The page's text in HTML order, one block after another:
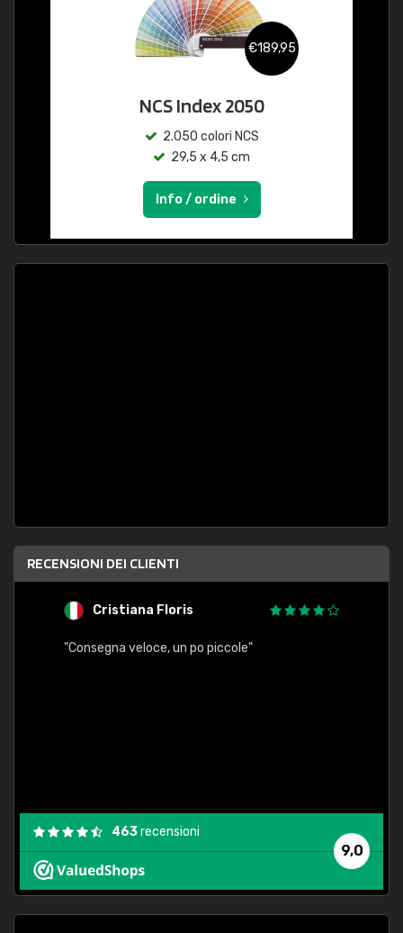
€189,95
NCS Index 2050
2.050 colori NCS
29,5 x 4,5 cm
Info / ordine
RECENSIONI DEI CLIENTI
Cristiana Floris
"Consegna veloce, un po piccole"
9,0
463recensioni